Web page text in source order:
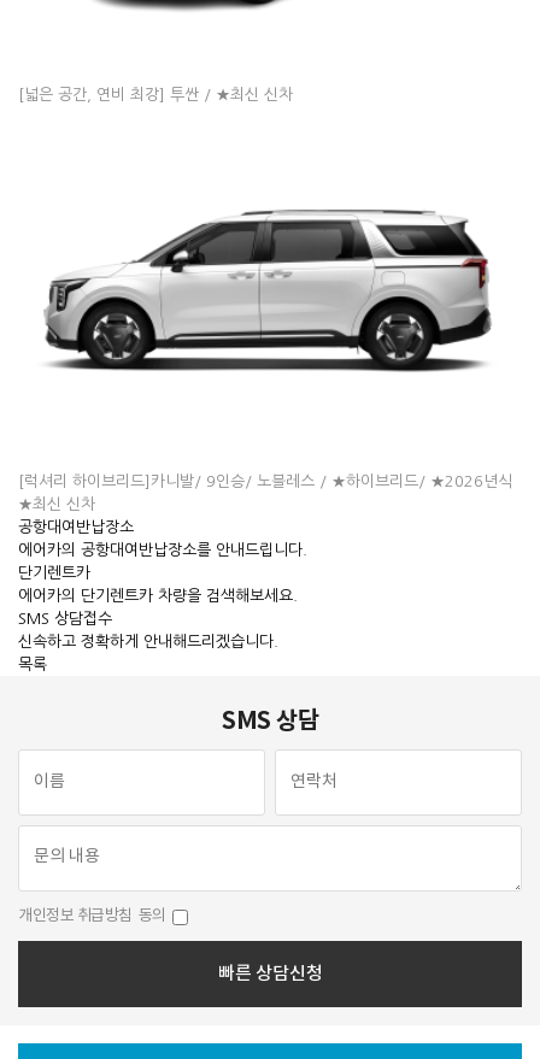
[넓은 공간, 연비 최강] 투싼 / ★최신 신차
[럭셔리 하이브리드]카니발/ 9인승/ 노블레스 / ★하이브리드/ ★2026년식
★최신 신차
공항대여반납장소
에어카의 공항대여반납장소를 안내드립니다.
단기렌트카
에어카의 단기렌트카 차량을 검색해보세요.
SMS 상담접수
신속하고 정확하게 안내해드리겠습니다.
목록
SMS 상담
개인정보 취급방침 동의